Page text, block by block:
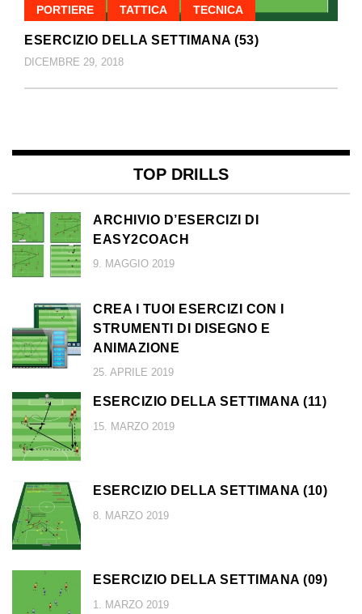
PORTIERE TATTICA TECNICA
ESERCIZIO DELLA SETTIMANA (53)
DICEMBRE 29, 2018
TOP DRILLS
ARCHIVIO D’ESERCIZI DI
EASY2COACH
9. MAGGIO 2019
CREA I TUOI ESERCIZI CON I
STRUMENTI DI DISEGNO E
ANIMAZIONE
25. APRILE 2019
ESERCIZIO DELLA SETTIMANA (11)
15. MARZO 2019
ESERCIZIO DELLA SETTIMANA (10)
8. MARZO 2019
ESERCIZIO DELLA SETTIMANA (09)
1. MARZO 2019